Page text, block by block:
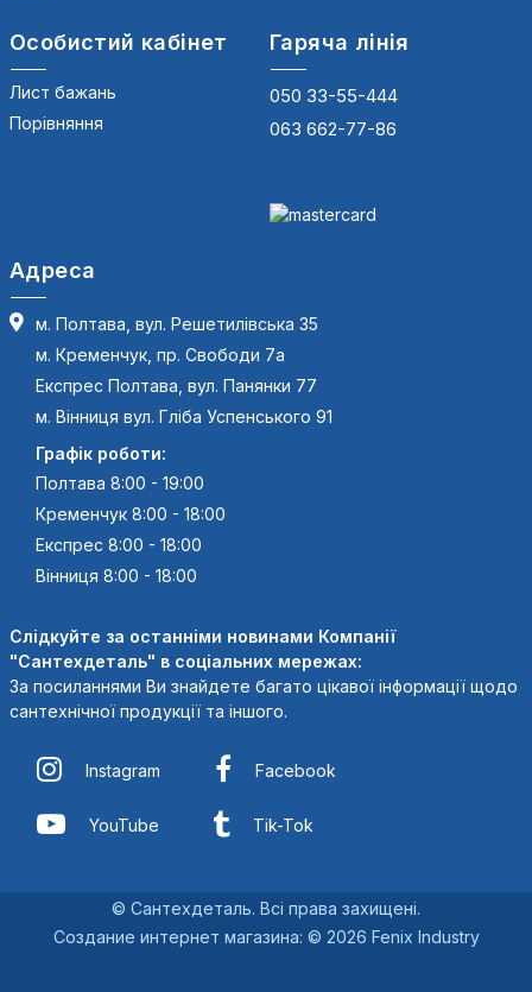
Особистий кабінет
Лист бажань
Порівняння
Гаряча лінія
050 33-55-444
063 662-77-86
Адреса
м. Полтава, вул. Решетилівська 35
м. Кременчук, пр. Свободи 7а
Експрес Полтава, вул. Панянки 77
м. Вінниця вул. Гліба Успенського 91
Графік роботи:
Полтава 8:00 - 19:00
Кременчук 8:00 - 18:00
Експрес 8:00 - 18:00
Вінниця 8:00 - 18:00
Слідкуйте за останніми новинами Компанії
"Сантехдеталь" в соціальних мережах:
За посиланнями Ви знайдете багато цікавої інформації щодо
сантехнічної продукції та іншого.
Instagram Facebook
YouTube Tik-Tok
© Сантехдеталь. Всі права захищені.
Создание интернет магазина: © 2026 Fenix Industry